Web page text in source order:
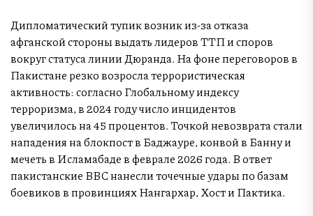
Дипломатический тупик возник из-за отказа
афганской стороны выдать лидеров ТТП и споров
вокруг статуса линии Дюранда. На фоне переговоров в
Пакистане резко возросла террористическая
активность: согласно Глобальному индексу
терроризма, в 2024 году число инцидентов
увеличилось на 45 процентов. Точкой невозврата стали
нападения на блокпост в Баджауре, конвой в Банну и
мечеть в Исламабаде в феврале 2026 года. В ответ
пакистанские ВВС нанесли точечные удары по базам
боевиков в провинциях Нангархар, Хост и Пактика.